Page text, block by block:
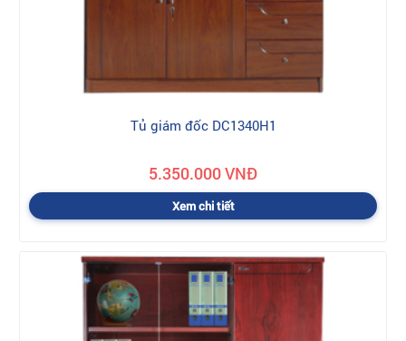
Tủ giám đốc DC1340H1
5.350.000 VNĐ
Xem chi tiết